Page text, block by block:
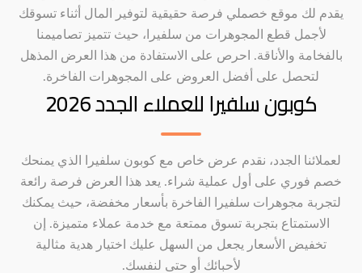
يقدم لك موقع خصملي فرصة حقيقية لتوفير المال أثناء تسوقك
لأجمل قطع المجوهرات من سلفيرا، حيث تتميز تصاميمنا
بالفخامة والأناقة. احرص على الاستفادة من هذا العرض المذهل
لتحصل على أفضل العروض على المجوهرات الفاخرة.
كوبون سلفيرا للعملاء الجدد 2026
لعملائنا الجدد، نقدم عرض خاص مع كوبون سلفيرا الذي يمنحك
خصم فوري على أول عملية شراء. يعد هذا العرض فرصة رائعة
لتجربة مجوهرات سلفيرا الفاخرة بأسعار مخفضة، حيث يمكنك
الاستمتاع بتجربة تسوق ممتعة مع خدمة عملاء متميزة. إن
تخفيض الأسعار يجعل من السهل عليك اختيار هدية مثالية
لأحبائك أو حتى لنفسك.